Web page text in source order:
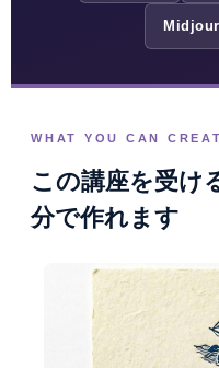
WHAT YOU CAN
この講座を受け
分で作れます